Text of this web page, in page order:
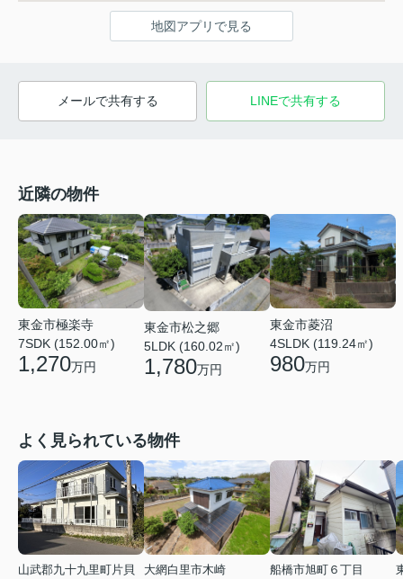
地図アプリで見る
メールで共有する LINEで共有する
近隣の物件
東金市極楽寺
7SDK (152.00㎡)
1,270万円
東金市松之郷
5LDK (160.02㎡)
1,780万円
東金市菱沼
4SLDK (119.24㎡)
980万円
よく見られている物件
山武郡九十九里町片貝
大網白里市木崎
船橋市旭町６丁目